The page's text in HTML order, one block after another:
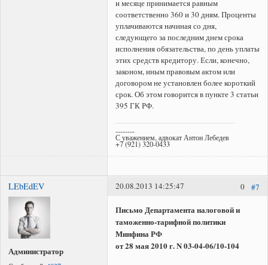
и месяце принимается равным
соответственно 360 и 30 дням. Проценты
уплачиваются начиная со дня,
следующего за последним днем срока
исполнения обязательства, по день уплаты
этих средств кредитору. Если, конечно,
законом, иным правовым актом или
договором не установлен более короткий
срок. Об этом говорится в пункте 3 статьи
395 ГК РФ.
--------
С уважением, адвокат Антон Лебедев
+7 (921) 320-0433
LEbEdEV
Администратор
#7
0
20.08.2013 14:25:47
Письмо Департамента налоговой и
таможенно-тарифной политики
Минфина РФ
от 28 мая 2010 г. N 03-04-06/10-104